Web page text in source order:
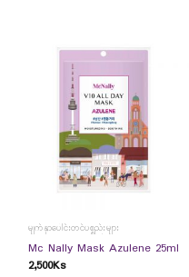
မျက်နှာပေါင်းတင်ပစ္စည်းများ
Mc Nally Mask Azulene 25ml
2,500Ks